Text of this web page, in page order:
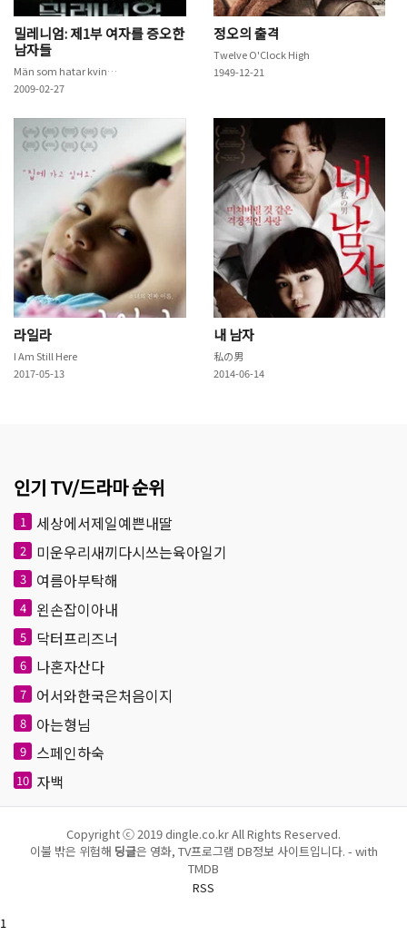
밀레니엄: 제1부 여자를 증오한
남자들
Män som hatar kvinnor
2009-02-27
정오의 출격
Twelve O'Clock High
1949-12-21
라일라
I Am Still Here
2017-05-13
내 남자
私の男
2014-06-14
인기 TV/드라마 순위
1 세상에서제일예쁜내딸
2 미운우리새끼다시쓰는육아일기
3 여름아부탁해
4 왼손잡이아내
5 닥터프리즈너
6 나혼자산다
7 어서와한국은처음이지
8 아는형님
9 스페인하숙
10 자백
Copyright ⓒ 2019 dingle.co.kr All Rights Reserved.
이불 밖은 위험해 딩글은 영화, TV프로그램 DB정보 사이트입니다. - with
TMDB
RSS
1